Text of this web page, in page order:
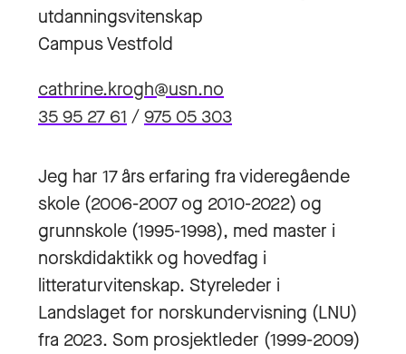
utdanningsvitenskap
Campus Vestfold
cathrine.krogh@usn.no
35 95 27 61 /975 05 303
Jeg har 17 års erfaring fra videregående
skole (2006-2007 og 2010-2022) og
grunnskole (1995-1998), med master i
norskdidaktikk og hovedfag i
litteraturvitenskap. Styreleder i
Landslaget for norskundervisning (LNU)
fra 2023. Som prosjektleder (1999-2009)